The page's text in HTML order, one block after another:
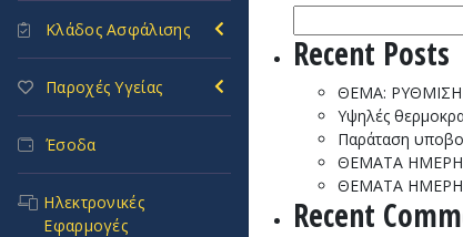
Κλάδος Ασφάλισης
Παροχές Υγείας
Έσοδα
Ηλεκτρονικές
Εφαρμογές
για:
Recent Posts
ΘΕΜΑ:
Υψηλές
Παράταση
ΘΕΜΑΤΑ
ΘΕΜΑΤΑ
Recent